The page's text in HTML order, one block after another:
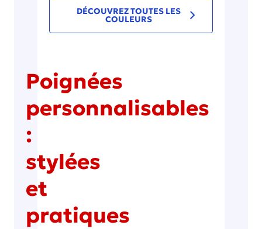
DÉCOUVREZ TOUTES LES
COULEURS
Poignées
personnalisables
:
stylées
et
pratiques